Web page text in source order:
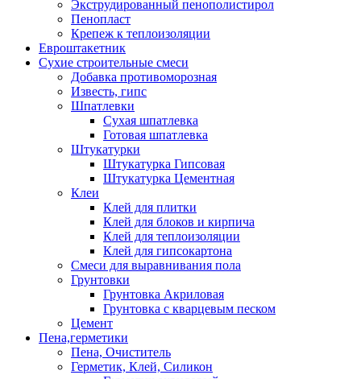
Экструдированный пенополистирол
Пенопласт
Крепеж к теплоизоляции
Евроштакетник
Сухие строительные смеси
Добавка противоморозная
Известь, гипс
Шпатлевки
Сухая шпатлевка
Готовая шпатлевка
Штукатурки
Штукатурка Гипсовая
Штукатурка Цементная
Клеи
Клей для плитки
Клей для блоков и кирпича
Клей для теплоизоляции
Клей для гипсокартона
Смеси для выравнивания пола
Грунтовки
Грунтовка Акриловая
Грунтовка с кварцевым песком
Цемент
Пена,герметики
Пена, Очиститель
Герметик, Клей, Силикон